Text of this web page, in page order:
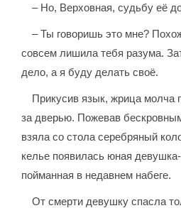
– Но, Верховная, судьбу её
– Ты говоришь это мне?
совсем лишила тебя разума.
дело, а я буду делать своё.
Прикусив язык, жрица молча
за дверью. Пожевав
взяла со стола серебряный
келье появилась юная
пойманная в недавнем набеге.
От смерти девушку спасла